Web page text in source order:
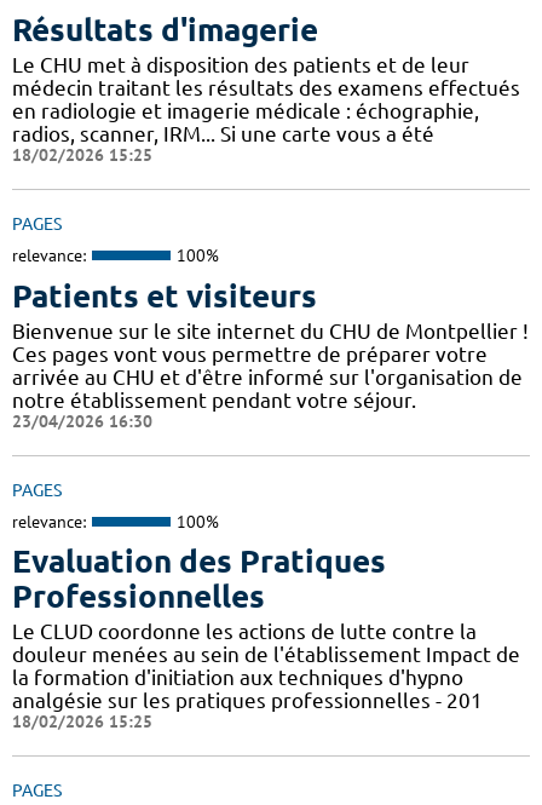
Résultats d'imagerie
Le CHU met à disposition des patients et de leur
médecin traitant les résultats des examens effectués
en radiologie et imagerie médicale : échographie,
radios, scanner, IRM... Si une carte vous a été
18/02/2026 15:25
PAGES
relevance: 100%
Patients et visiteurs
Bienvenue sur le site internet du CHU de Montpellier !
Ces pages vont vous permettre de préparer votre
arrivée au CHU et d'être informé sur l'organisation de
notre établissement pendant votre séjour.
23/04/2026 16:30
PAGES
relevance: 100%
Evaluation des Pratiques
Professionnelles
Le CLUD coordonne les actions de lutte contre la
douleur menées au sein de l'établissement Impact de
la formation d'initiation aux techniques d'hypno
analgésie sur les pratiques professionnelles - 201
18/02/2026 15:25
PAGES